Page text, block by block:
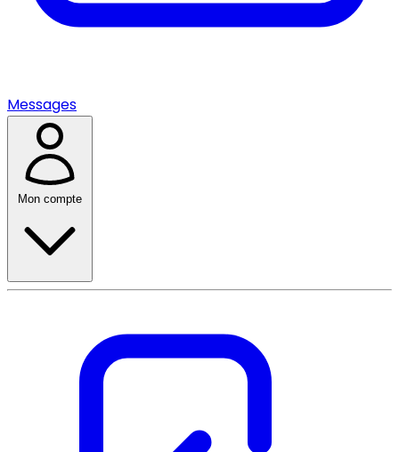
Messages
Mon compte